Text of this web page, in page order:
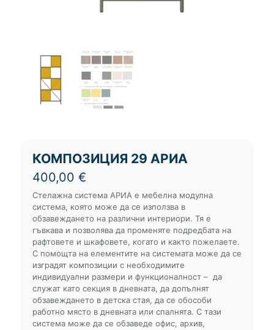
КОМПОЗИЦИЯ 29 АРИА
400,00 €
Стелажна система АРИА е мебелна модулна
система, която може да се използва в
обзавеждането на различни интериори. Тя е
гъвкава и позволява да променяте подредбата на
рафтовете и шкафовете, когато и както пожелаете.
С помощта на елементите на системата може да се
изградят композиции с необходимите
индивидуални размери и функционалност – да
служат като секция в дневната, да допълнят
обзавеждането в детска стая, да се обособи
работно място в дневната или спалнята. С тази
система може да се обзаведе офис, архив,